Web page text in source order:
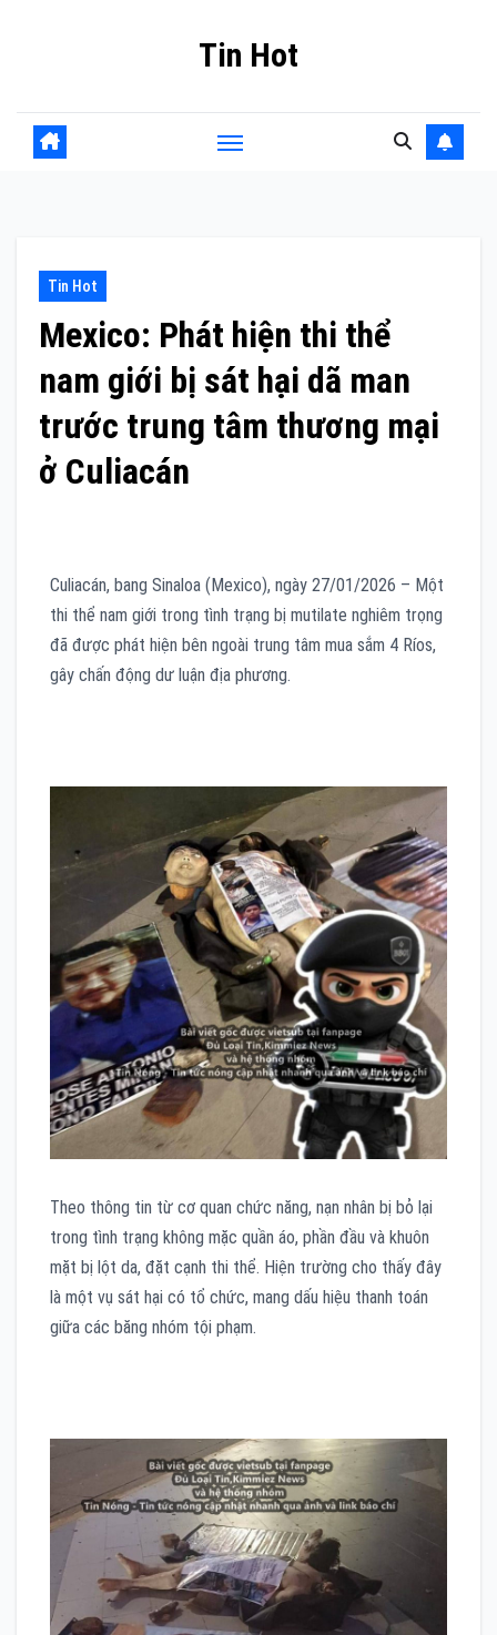
Tin Hot
Tin Hot
Mexico: Phát hiện thi thể
nam giới bị sát hại dã man
trước trung tâm thương mại
ở Culiacán
Culiacán, bang Sinaloa (Mexico), ngày 27/01/2026 – Một
thi thể nam giới trong tình trạng bị mutilate nghiêm trọng
đã được phát hiện bên ngoài trung tâm mua sắm 4 Ríos,
gây chấn động dư luận địa phương.
Theo thông tin từ cơ quan chức năng, nạn nhân bị bỏ lại
trong tình trạng không mặc quần áo, phần đầu và khuôn
mặt bị lột da, đặt cạnh thi thể. Hiện trường cho thấy đây
là một vụ sát hại có tổ chức, mang dấu hiệu thanh toán
giữa các băng nhóm tội phạm.